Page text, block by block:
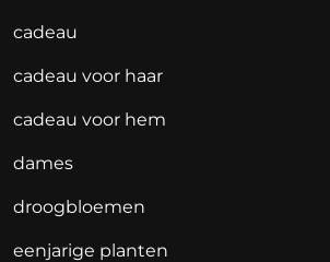
cadeau
cadeau voor haar
cadeau voor hem
dames
droogbloemen
eenjarige planten